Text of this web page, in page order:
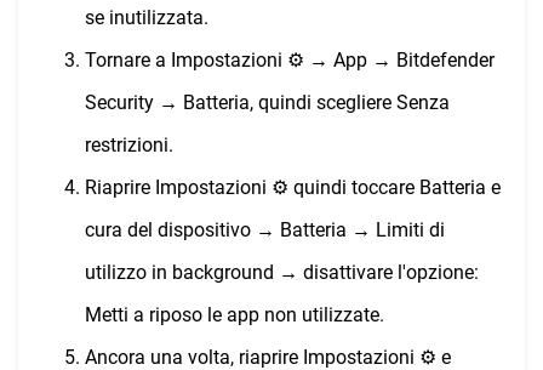
se inutilizzata.
Tornare a Impostazioni ⚙︎ → App → Bitdefender
Security → Batteria, quindi scegliere Senza
restrizioni.
Riaprire Impostazioni ⚙︎ quindi toccare Batteria e
cura del dispositivo → Batteria → Limiti di
utilizzo in background → disattivare l'opzione:
Metti a riposo le app non utilizzate.
Ancora una volta, riaprire Impostazioni ⚙︎ e